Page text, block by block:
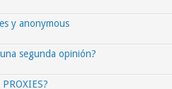
y anonymous
segunda opinión?